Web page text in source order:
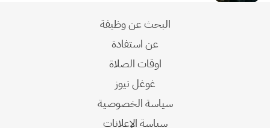
البحث عن وظيفة
عن استفادة
اوقات الصلاة
غوغل نيوز
سياسة الخصوصية
سياسة الإعلانات